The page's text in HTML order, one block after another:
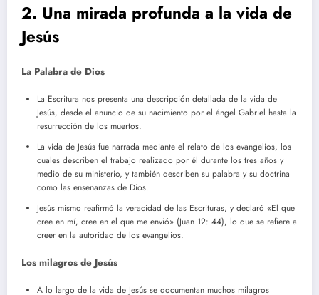
2. Una mirada profunda a la vida de
Jesús
La Palabra de Dios
La Escritura nos presenta una descripción detallada de la vida de
Jesús, desde el anuncio de su nacimiento por el ángel Gabriel hasta la
resurrección de los muertos.
La vida de Jesús fue narrada mediante el relato de los evangelios, los
cuales describen el trabajo realizado por él durante los tres años y
medio de su ministerio, y también describen su palabra y su doctrina
como las ensenanzas de Dios.
Jesús mismo reafirmó la veracidad de las Escrituras, y declaró «El que
cree en mí, cree en el que me envió» (Juan 12: 44), lo que se refiere a
creer en la autoridad de los evangelios.
Los milagros de Jesús
A lo largo de la vida de Jesús se documentan muchos milagros